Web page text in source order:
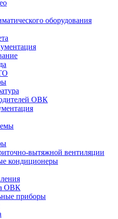
оборудования
ОВК
вытяжной вентиляции
кондиционеры
ОВК
приборы